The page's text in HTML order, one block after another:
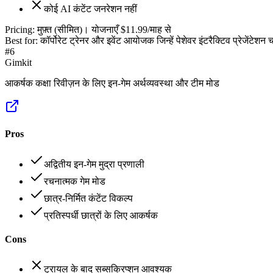
कोई AI कंटेंट जनरेशन नहीं
Pricing: मुफ़्त (सीमित)। योजनाएँ $11.99/माह से
Best for: कॉर्पोरेट ट्रेनर और इवेंट आयोजक जिन्हें पेशेवर इंटरैक्टिव प्रेजेंटेशन
#6
Gimkit
आकर्षक कक्षा रिवीज़न के लिए इन-गेम अर्थव्यवस्था और टीम मोड
Pros
अद्वितीय इन-गेम मुद्रा प्रणाली
रचनात्मक गेम मोड
छात्र-निर्मित कंटेंट विकल्प
प्रतिस्पर्धी छात्रों के लिए आकर्षक
Cons
ट्रायल के बाद सब्सक्रिप्शन आवश्यक